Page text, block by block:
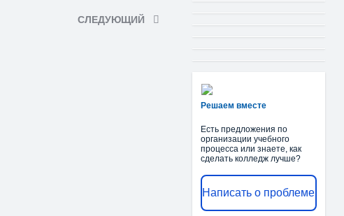
СЛЕДУЮЩИЙ
Решаем вместе
Есть предложения по
организации учебного
процесса или знаете, как
сделать колледж лучше?
Написать о проблеме